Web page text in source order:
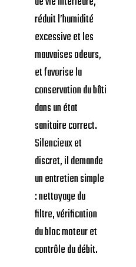
réduit l’humidité
excessive et les
mauvaises odeurs,
et favorise la
conservation du bâti
dans un état
sanitaire correct.
Silencieux et
discret, il demande
un entretien simple
: nettoyage du
filtre, vérification
du bloc moteur et
contrôle du débit.